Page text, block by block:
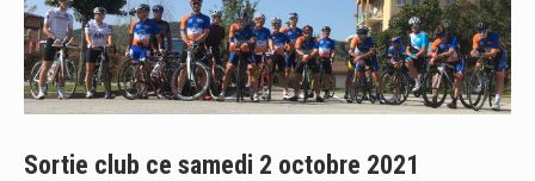
Sortie club ce samedi 2 octobre 2021